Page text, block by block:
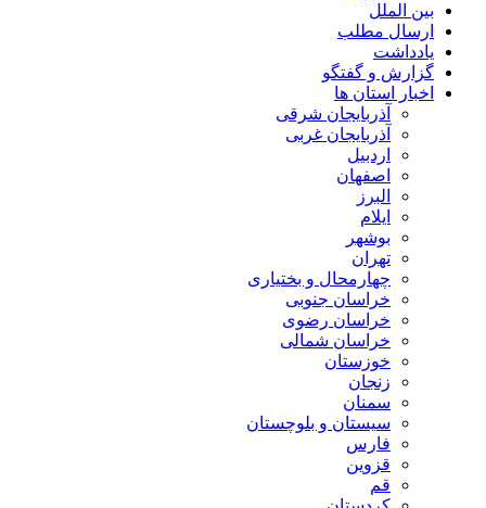
بین الملل
ارسال مطلب
یادداشت
گزارش و گفتگو
اخبار استان ها
آذربایجان شرقی
آذربایجان غربی
اردبیل
اصفهان
البرز
ایلام
بوشهر
تهران
چهارمحال و بختیاری
خراسان جنوبی
خراسان رضوی
خراسان شمالی
خوزستان
زنجان
سمنان
سیستان و بلوچستان
فارس
قزوین
قم